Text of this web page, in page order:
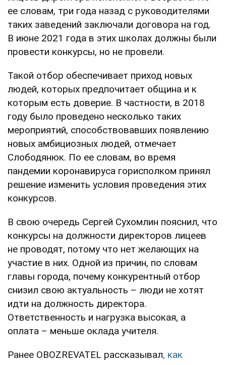
ее словам, три года назад с руководителями
таких заведений заключали договора на год.
В июне 2021 года в этих школах должны были
провести конкурсы, но не провели.
Такой отбор обеспечивает приход новых
людей, которых предпочитает община и к
которым есть доверие. В частности, в 2018
году было проведено несколько таких
мероприятий, способствовавших появлению
новых амбициозных людей, отмечает
Слободянюк. По ее словам, во время
пандемии коронавируса горисполком принял
решение изменить условия проведения этих
конкурсов.
В свою очередь Сергей Сухомлин пояснил, что
конкурсы на должности директоров лицеев
не проводят, потому что нет желающих на
участие в них. Одной из причин, по словам
главы города, почему конкурентный отбор
снизил свою актуальность – люди не хотят
идти на должность директора.
Ответственность и нагрузка высокая, а
оплата – меньше оклада учителя.
Ранее OBOZREVATEL рассказывал, как